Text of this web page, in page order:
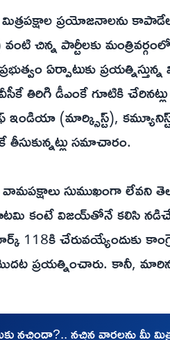
ప్రయోజనాలను కాపాడేలా
వంటి చిన్న పార్టీలకు
ఏర్పాటుకు
తిరిగి డీఎంకే గూటికి చేరినట్లు
ఇండియా (మార్క్సిస్ట్),
సమాచారం.
సుముఖంగా లేవని
కంటే విజయ్‌తోనే కలిసి
చేరువయ్యేందుకు
ప్రయత్నించారు. కానీ,
నచ్చిందా?.. నచ్చిన వార్తలను మీ